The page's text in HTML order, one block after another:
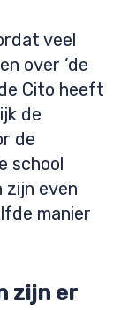
veel
over ‘de
Cito heeft
de
de
school
even
manier
zijn er